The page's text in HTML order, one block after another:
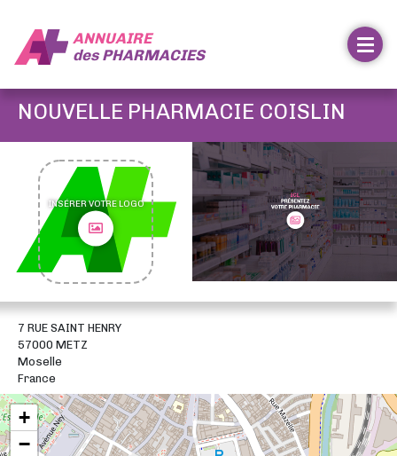
ANNUAIRE
desPHARMACIES
NOUVELLE PHARMACIE COISLIN
INSÉRER VOTRE LOGO
7 RUE SAINT HENRY
57000 METZ
Moselle
France
+
−